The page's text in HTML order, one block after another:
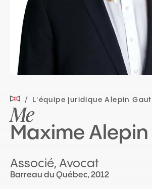
L'équipe juridique Alepin
Me
Maxime Alepin
Associé, Avocat
Barreau du Québec, 2012